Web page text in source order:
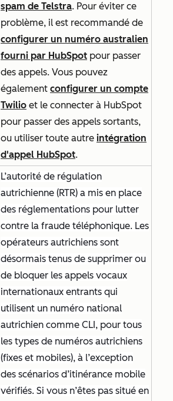
spam de Telstra. Pour éviter ce
problème, il est recommandé de
configurer un numéro australien
fourni par HubSpot pour passer
des appels. Vous pouvez
également configurer un compte
Twilio et le connecter à HubSpot
pour passer des appels sortants,
ou utiliser toute autre intégration
d'appel HubSpot.
L’autorité de régulation
autrichienne (RTR) a mis en place
des réglementations pour lutter
contre la fraude téléphonique. Les
opérateurs autrichiens sont
désormais tenus de supprimer ou
de bloquer les appels vocaux
internationaux entrants qui
utilisent un numéro national
autrichien comme CLI, pour tous
les types de numéros autrichiens
(fixes et mobiles), à l’exception
des scénarios d’itinérance mobile
vérifiés. Si vous n’êtes pas situé en